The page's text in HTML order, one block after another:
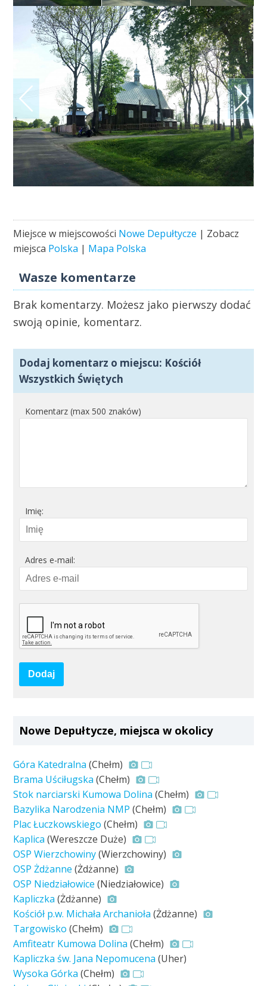
Miejsce w miejscowości Nowe Depułtycze | Zobacz
miejsca Polska | Mapa Polska
Wasze komentarze
Brak komentarzy. Możesz jako pierwszy dodać
swoją opinie, komentarz.
Dodaj komentarz o miejscu: Kościół
Wszystkich Świętych
Komentarz (max 500 znaków)
Imię:
Adres e-mail:
Dodaj
Nowe Depułtycze, miejsca w okolicy
Góra Katedralna (Chełm)
Brama Uściługska (Chełm)
Stok narciarski Kumowa Dolina (Chełm)
Bazylika Narodzenia NMP (Chełm)
Plac Łuczkowskiego (Chełm)
Kaplica (Wereszcze Duże)
OSP Wierzchowiny(Wierzchowiny)
OSP Żdżanne (Żdżanne)
OSP Niedziałowice (Niedziałowice)
Kapliczka (Żdżanne)
Kościół p.w. Michała Archanioła (Żdżanne)
Targowisko (Chełm)
Amfiteatr Kumowa Dolina (Chełm)
Kapliczka św. Jana Nepomucena (Uher)
Wysoka Górka (Chełm)